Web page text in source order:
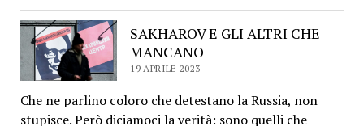
SAKHAROV E GLI ALTRI CHE
MANCANO
19 APRILE 2023
Che ne parlino coloro che detestano la Russia, non
stupisce. Però diciamoci la verità: sono quelli che